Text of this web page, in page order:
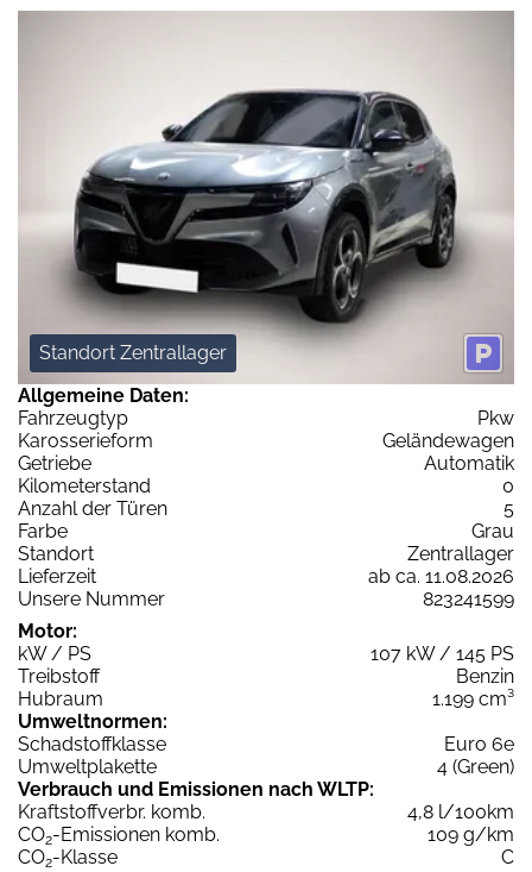
Standort Zentrallager
Allgemeine Daten:
Fahrzeugtyp
Pkw
Karosserieform
Geländewagen
Getriebe
Automatik
Kilometerstand
0
Anzahl der Türen
5
Farbe
Grau
Standort
Zentrallager
Lieferzeit
ab ca. 11.08.2026
Unsere Nummer
823241599
Motor:
kW / PS
107 kW / 145 PS
Treibstoff
Benzin
Hubraum
1.199 cm³
Umweltnormen:
Schadstoffklasse
Euro 6e
Umweltplakette
4 (Green)
Verbrauch und Emissionen nach WLTP:
Kraftstoffverbr. komb.
4,8 l/100km
CO2-Emissionen komb.
109 g/km
CO2-Klasse
C